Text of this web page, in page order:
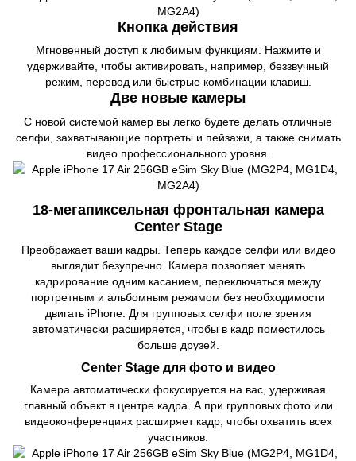
Кнопка действия
Мгновенный доступ к любимым функциям. Нажмите и
удерживайте, чтобы активировать, например, беззвучный
режим, перевод или быстрые комбинации клавиш.
Две новые камеры
С новой системой камер вы легко будете делать отличные
селфи, захватывающие портреты и пейзажи, а также снимать
видео профессионального уровня.
18-мегапиксельная фронтальная камера
Center Stage
Преображает ваши кадры. Теперь каждое селфи или видео
выглядит безупречно. Камера позволяет менять
кадрирование одним касанием, переключаться между
портретным и альбомным режимом без необходимости
двигать iPhone. Для групповых селфи поле зрения
автоматически расширяется, чтобы в кадр поместилось
больше друзей.
Center Stage для фото и видео
Камера автоматически фокусируется на вас, удерживая
главный объект в центре кадра. А при групповых фото или
видеоконференциях расширяет кадр, чтобы охватить всех
участников.